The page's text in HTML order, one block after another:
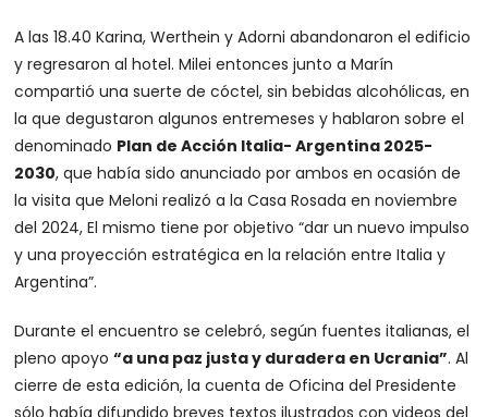
A las 18.40 Karina, Werthein y Adorni abandonaron el edificio
y regresaron al hotel. Milei entonces junto a Marín
compartió una suerte de cóctel, sin bebidas alcohólicas, en
la que degustaron algunos entremeses y hablaron sobre el
denominado Plan de Acción Italia- Argentina 2025-
2030, que había sido anunciado por ambos en ocasión de
la visita que Meloni realizó a la Casa Rosada en noviembre
del 2024, El mismo tiene por objetivo “dar un nuevo impulso
y una proyección estratégica en la relación entre Italia y
Argentina”.
Durante el encuentro se celebró, según fuentes italianas, el
pleno apoyo“a una paz justa y duradera en Ucrania”. Al
cierre de esta edición, la cuenta de Oficina del Presidente
sólo había difundido breves textos ilustrados con videos del